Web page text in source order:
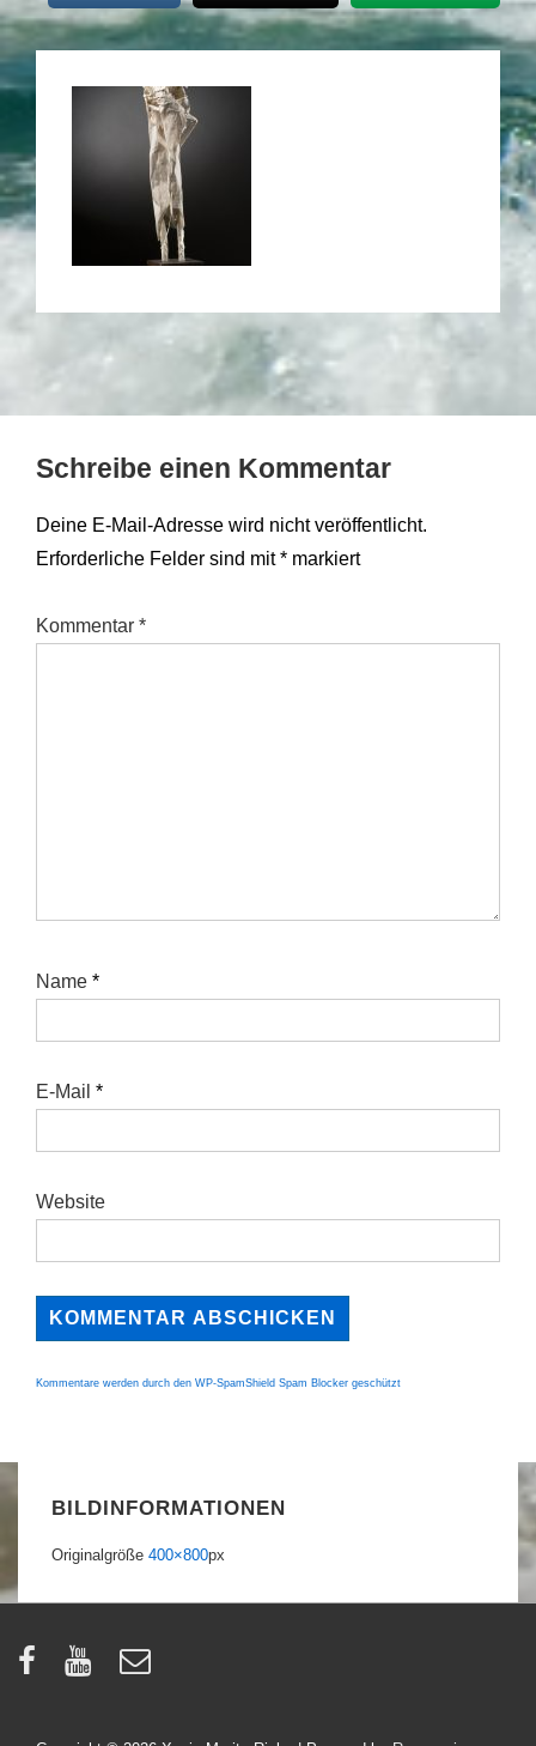
Schreibe einen Kommentar
Deine E-Mail-Adresse wird nicht veröffentlicht.
Erforderliche Felder sind mit* markiert
Kommentar *
Name *
E-Mail *
Website
Kommentare werden durch den WP-SpamShield Spam Blocker geschützt
BILDINFORMATIONEN
Originalgröße 400×800px